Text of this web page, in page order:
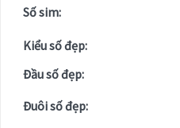
Số sim:
Kiểu số đẹp:
Đầu số đẹp:
Đuôi số đẹp: